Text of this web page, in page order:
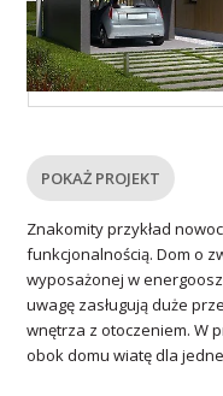
POKAŻ PROJEKT
Znakomity przykład
funkcjonalnością. Dom o
wyposażonej w
uwagę zasługują duże
wnętrza z otoczeniem. W
obok domu wiatę dla